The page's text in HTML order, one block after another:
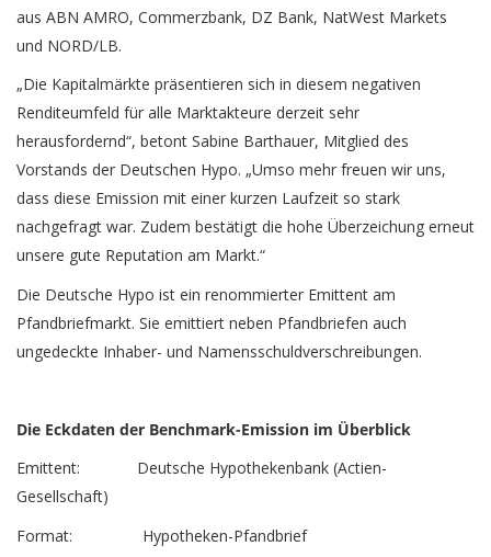
aus ABN AMRO, Commerzbank, DZ Bank, NatWest Markets
und NORD/LB.
„Die Kapitalmärkte präsentieren sich in diesem negativen
Renditeumfeld für alle Marktakteure derzeit sehr
herausfordernd“, betont Sabine Barthauer, Mitglied des
Vorstands der Deutschen Hypo. „Umso mehr freuen wir uns,
dass diese Emission mit einer kurzen Laufzeit so stark
nachgefragt war. Zudem bestätigt die hohe Überzeichung erneut
unsere gute Reputation am Markt.“
Die Deutsche Hypo ist ein renommierter Emittent am
Pfandbriefmarkt. Sie emittiert neben Pfandbriefen auch
ungedeckte Inhaber- und Namensschuldverschreibungen.
Die Eckdaten der Benchmark-Emission im Überblick
Emittent: Deutsche Hypothekenbank (Actien-
Gesellschaft)
Format: Hypotheken-Pfandbrief